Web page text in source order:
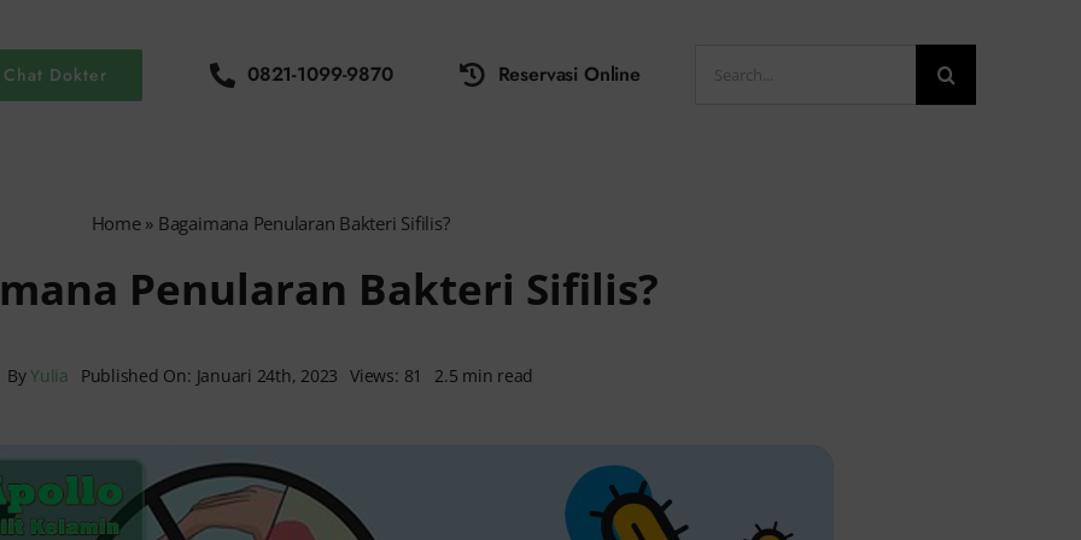
Chat Dokter 0821-1099-9870 Reservasi Online
for:
Home» Bagaimana Penularan Bakteri Sifilis?
Penularan Bakteri Sifilis?
ByYulia Published On: Januari 24th, 2023 Views: 81 2.5 min read